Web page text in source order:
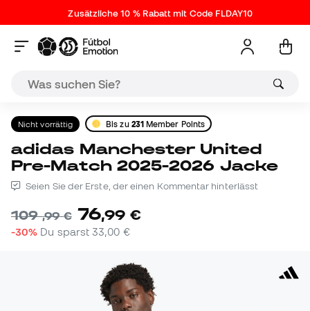
Zusätzliche 10 % Rabatt mit Code FLDAY10
Nicht vorrättig Bis zu 231Member Points
adidas Manchester United
Pre-Match 2025-2026 Jacke
Seien Sie der Erste, der einen Kommentar hinterlässt
109,99 € 76,99 €
-30% Du sparst33,00 €